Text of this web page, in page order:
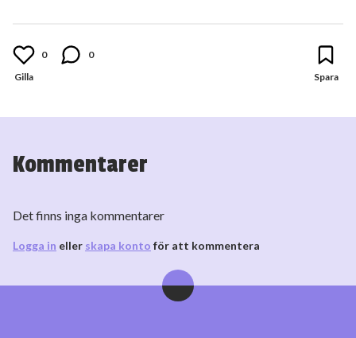
0 0
Kommentarer
Det finns inga kommentarer
Logga in eller skapa konto för att kommentera